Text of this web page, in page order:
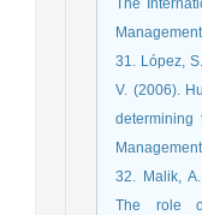
The
31. López,
V. (2006).
determining
32. Malik,
The role